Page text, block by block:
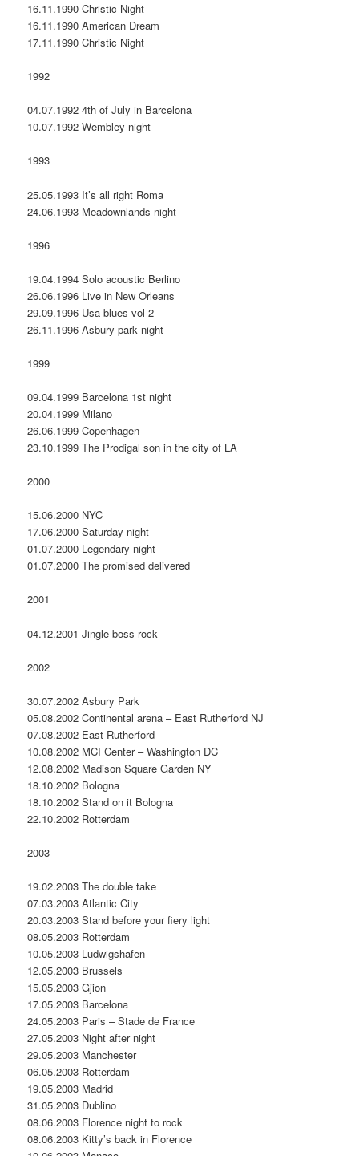
16.11.1990 Christic Night
16.11.1990 American Dream
17.11.1990 Christic Night
1992
04.07.1992 4th of July in Barcelona
10.07.1992 Wembley night
1993
25.05.1993 It’s all right Roma
24.06.1993 Meadownlands night
1996
19.04.1994 Solo acoustic Berlino
26.06.1996 Live in New Orleans
29.09.1996 Usa blues vol 2
26.11.1996 Asbury park night
1999
09.04.1999 Barcelona 1st night
20.04.1999 Milano
26.06.1999 Copenhagen
23.10.1999 The Prodigal son in the city of LA
2000
15.06.2000 NYC
17.06.2000 Saturday night
01.07.2000 Legendary night
01.07.2000 The promised delivered
2001
04.12.2001 Jingle boss rock
2002
30.07.2002 Asbury Park
05.08.2002 Continental arena – East Rutherford NJ
07.08.2002 East Rutherford
10.08.2002 MCI Center – Washington DC
12.08.2002 Madison Square Garden NY
18.10.2002 Bologna
18.10.2002 Stand on it Bologna
22.10.2002 Rotterdam
2003
19.02.2003 The double take
07.03.2003 Atlantic City
20.03.2003 Stand before your fiery light
08.05.2003 Rotterdam
10.05.2003 Ludwigshafen
12.05.2003 Brussels
15.05.2003 Gjion
17.05.2003 Barcelona
24.05.2003 Paris – Stade de France
27.05.2003 Night after night
29.05.2003 Manchester
06.05.2003 Rotterdam
19.05.2003 Madrid
31.05.2003 Dublino
08.06.2003 Florence night to rock
08.06.2003 Kitty’s back in Florence